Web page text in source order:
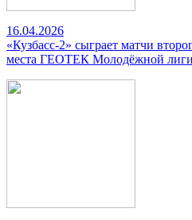
16.04.2026
«Кузбасс-2» сыграет матчи
места ГЕОТЕК Молодёжной лиги